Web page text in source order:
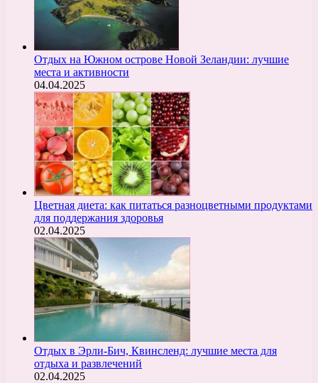
Отдых на Южном острове Новой Зеландии: лучшие
места и активности
04.04.2025
Цветная диета: как питаться разноцветными продуктами
для поддержания здоровья
02.04.2025
Отдых в Эрли-Бич, Квинсленд: лучшие места для
отдыха и развлечений
02.04.2025